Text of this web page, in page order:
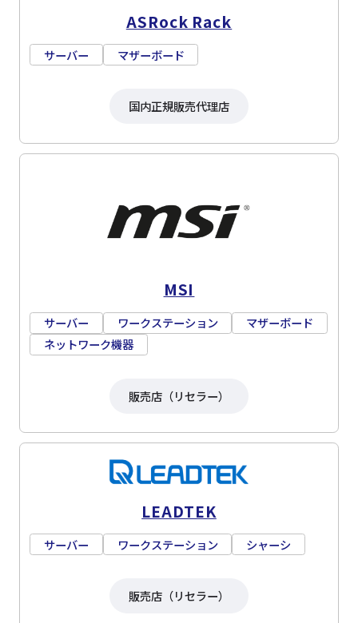
ASRock Rack
サーバー マザーボード
国内正規販売代理店
MSI
サーバー ワークステーション
マザーボード
ネットワーク機器
販売店（リセラー）
LEADTEK
サーバー ワークステーション シャーシ
販売店（リセラー）